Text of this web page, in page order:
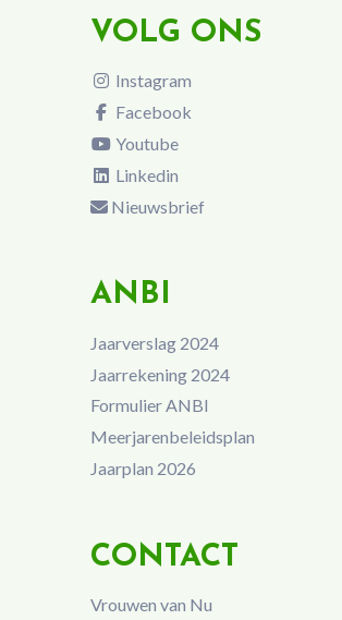
VOLG ONS
Instagram
Facebook
Youtube
Linkedin
Nieuwsbrief
ANBI
Jaarverslag 2024
Jaarrekening 2024
Formulier ANBI
Meerjarenbeleidsplan
Jaarplan 2026
CONTACT
Vrouwen van Nu